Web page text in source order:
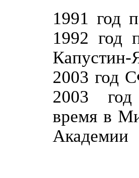
1991 год
1992 год
2003 год
2003
время в
Академии